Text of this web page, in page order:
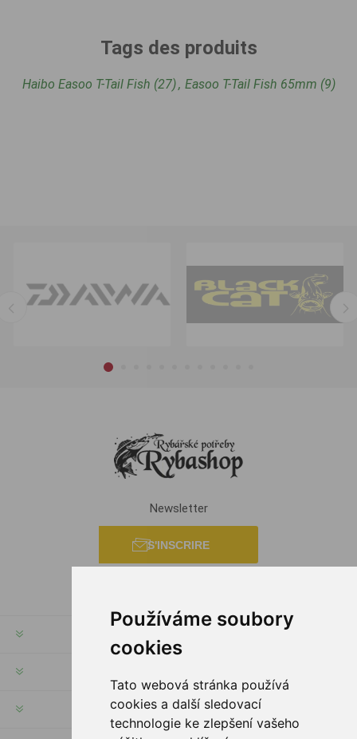
Používáme soubory
cookies
Tato webová stránka používá
cookies a další sledovací
technologie ke zlepšení vašeho
Tags des produits
Haibo Easoo T-Tail Fish (27), Easoo T-Tail Fish 65mm (9)
Newsletter
S'INSCRIRE
SERVICES